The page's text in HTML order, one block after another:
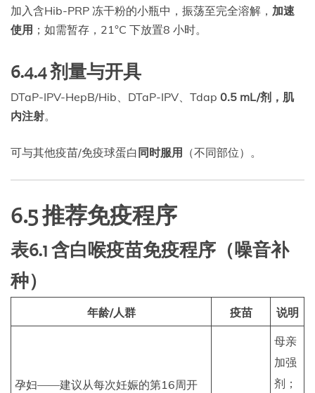
加入含Hib-PRP 冻干粉的小瓶中，振荡至完全溶解， 加速
使用 ；如需暂存，21°C 下放置8 小时。
6.4.4 剂量与开具
DTaP-IPV-HepB/Hib、DTaP-IPV、Tdap 0.5 mL/剂，肌
内注射。
可与其他疫苗/免疫球蛋白 同时服用 （不同部位）。
6.5 推荐免疫程序
表6.1 含白喉疫苗免疫程序（噪音补
种）
年龄/人群 疫苗 说明
孕妇——建议从每次妊娠的第16周开
母亲
加强
剂；